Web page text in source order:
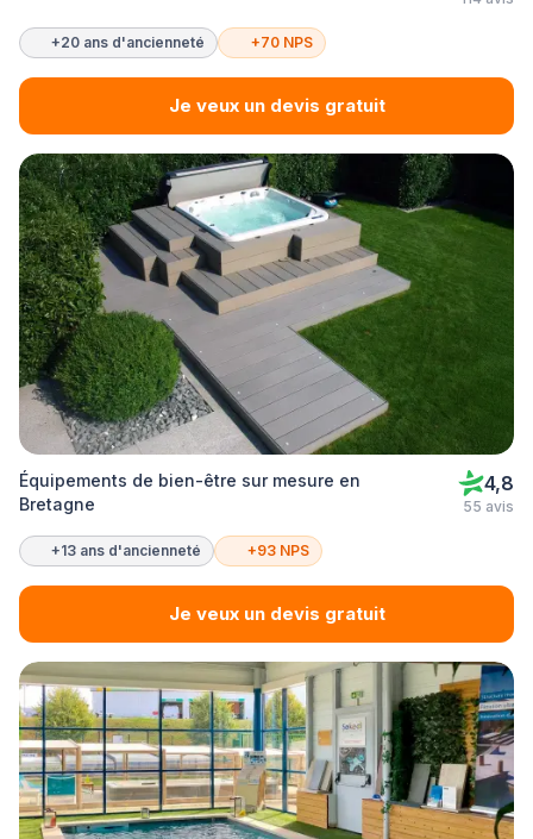
+20 ans d'ancienneté +70 NPS
Je veux un devis gratuit
Équipements de bien-être sur mesure en
Bretagne
4,8
55 avis
+13 ans d'ancienneté +93 NPS
Je veux un devis gratuit